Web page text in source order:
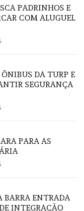
PADRINHOS E
COM ALUGUEL
DA TURP E
SEGURANÇA
PARA AS
BARRA ENTRADA
INTEGRAÇÃO